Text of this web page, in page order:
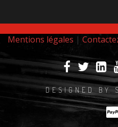
Mentions légales |
DESIGNED BY